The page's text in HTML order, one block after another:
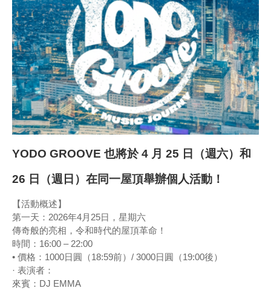
YODO GROOVE 也將於 4 月 25 日（週六）和
26 日（週日）在同一屋頂舉辦個人活動！
【活動概述】
第一天：2026年4月25日，星期六
傳奇般的亮相，令和時代的屋頂革命！
時間：16:00 – 22:00
• 價格：1000日圓（18:59前）/ 3000日圓（19:00後）
· 表演者：
來賓：DJ EMMA